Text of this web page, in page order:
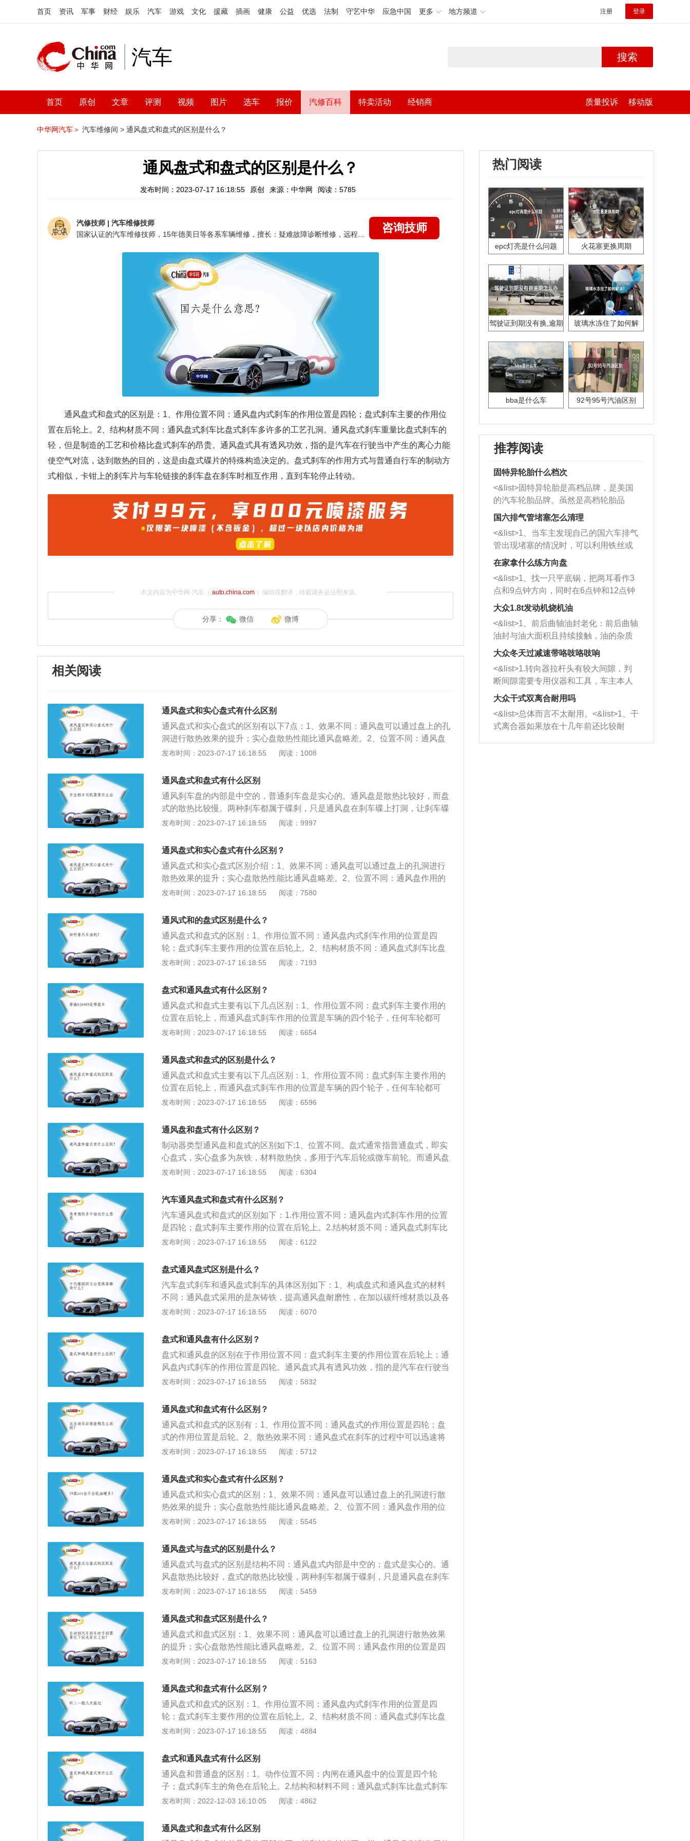
首页 资讯 军事 财经 娱乐 汽车 游戏 文化 援藏 插画 健康 公益 优选 法制 守艺中华 应急中国 更多 地方频道 注册 登录
汽车 搜索
首页 原创 文章 评测 视频 图片 选车 报价 汽修百科 特卖活动 经销商 质量投诉 移动版
中华网汽车＞ 汽车维修间 > 通风盘式和盘式的区别是什么？
通风盘式和盘式的区别是什么？
发布时间：2023-07-17 16:18:55 原创 来源：中华网 阅读：5785
汽修技师 | 汽车维修技师
咨询技师
通风盘式和盘式的区别是：1、作用位置不同：通风盘内式刹车的作用位置是四轮；盘式刹车主要的作用位
置在后轮上。2、结构材质不同：通风盘式刹车比盘式刹车多许多的工艺孔洞。通风盘式刹车重量比盘式刹车的
轻，但是制造的工艺和价格比盘式刹车的昂贵。通风盘式具有透风功效，指的是汽车在行驶当中产生的离心力能
使空气对流，达到散热的目的，这是由盘式碟片的特殊构造决定的。盘式刹车的作用方式与普通自行车的制动方
式相似，卡钳上的刹车片与车轮链接的刹车盘在刹车时相互作用，直到车轮停止转动。
本文内容为中华网·汽车（ auto.china.com）编辑或翻译，转载请务必注明来源。
分享： 微信 微博
相关阅读
通风盘式和实心盘式有什么区别
通风盘式和实心盘式的区别有以下7点：1、效果不同：通风盘可以通过盘上的孔
洞进行散热效果的提升；实心盘散热性能比通风盘略差。2、位置不同：通风盘
作用的位置是四轮都可以；实心盘主要作用的位置在后轮上。3、使用效果不
实心盘会因为刹车带来的热量而影响其刹车效果。4、结构区别：通风盘的摩擦
材质的选择非常广泛，比实心盘多了制作工艺的孔洞。质量比实心盘的轻，但是
制造的工艺和价格比实心盘的昂贵。5、保养维修成本的区别：自然通风盘在应
用全过程中会提升车辆的耗油量，保养维修的成本也相对提升，而实心盘的保养
维修成本就较为低一点。6、刹车效果的区别：通风盘在刹车过程中可以迅速散
7、散热性能的区别：通风盘上有很多工艺孔洞，所以它的散热效果要比实心盘
要好一些。同时，这也使通风盘的使用寿命比实心盘要长。
发布时间：2023-07-17 16:18:55 阅读：1008
通风盘式和盘式有什么区别
通风刹车盘的内部是中空的，普通刹车盘是实心的。通风盘是散热比较好，而盘
式的散热比较慢。两种刹车都属于碟刹，只是通风盘在刹车碟上打洞，让刹车碟
能更加快速的降温，一般都用在跑车或者赛车上。工艺比盘式刹车更加繁琐，成
便宜。他属于盘式制动器中最普通的一种，也称之为碟式制动器。他组成的部件
有制动盘、分泵、制动钳、油管。通过液压的推动使其摩擦片接触制动盘，从而
通过摩擦的效应达到停车的目的。通风盘式，顾名思义具有透风功效，指的是汽
车在行驶当中产生的离心力能使空气对流，达到散热的目的，这是由盘式碟片的
特殊构造决定的。从外表看，它在圆周上有许多通向圆心的洞空，这些洞空是经
本的关系，一般中高级轿车中普遍采用前通风盘、后普通盘的制动。
发布时间：2023-07-17 16:18:55 阅读：9997
通风盘式和实心盘式有什么区别？
通风盘式和实心盘式区别介绍：1、效果不同：通风盘可以通过盘上的孔洞进行
散热效果的提升；实心盘散热性能比通风盘略差。2、位置不同：通风盘作用的
位置是四轮都可以；实心盘主要作用的位置在后轮上。3、使用效果不同：通风
因为刹车带来的热量而影响其刹车效果。通风盘式是车辆在行驶当中产生的离心
力能使空气对流，达到散热目的，这是由盘式碟片的特殊构造决定。
发布时间：2023-07-17 16:18:55 阅读：7580
通风式和的盘式区别是什么？
通风盘式和盘式的区别：1、作用位置不同：通风盘内式刹车作用的位置是四
轮；盘式刹车主要作用的位置在后轮上。2、结构材质不同：通风盘式刹车比盘
式刹车多许多的工艺孔洞。通风盘式刹车重量比盘式刹车的轻，但是制造的工艺
的离心力能使空气对流，达到散热的目的，这是由盘式碟片的特殊构造所决定。
发布时间：2023-07-17 16:18:55 阅读：7193
盘式和通风盘式有什么区别？
通风盘式和盘式主要有以下几点区别：1、作用位置不同：盘式刹车主要作用的
位置在后轮上，而通风盘式刹车作用的位置是车辆的四个轮子，任何车轮都可
以。2、结构材质不同：通风盘式刹车比盘式刹车多很多工艺孔洞，通风盘式刹
同：通风盘式刹车的散热性能要强于盘式刹车，因为通风盘式刹车可以通过盘上
的孔洞进行散热效果的提升，所以使用的寿命通风盘式刹车也更长于盘式刹车。
发布时间：2023-07-17 16:18:55 阅读：6654
通风盘式和盘式的区别是什么？
通风盘式和盘式主要有以下几点区别：1、作用位置不同：盘式刹车主要作用的
位置在后轮上，而通风盘式刹车作用的位置是车辆的四个轮子，任何车轮都可
以。2、结构材质不同：通风盘式刹车比盘式刹车多很多工艺孔洞，通风盘式刹
同：通风盘式刹车的散热性能要强于盘式刹车，因为通风盘式刹车可以通过盘上
的孔洞进行散热效果的提升，所以使用的寿命通风盘式刹车也更长于盘式刹车。
发布时间：2023-07-17 16:18:55 阅读：6596
通风盘和盘式有什么区别？
制动器类型通风盘和盘式的区别如下:1、位置不同。盘式通常指普通盘式，即实
心盘式，实心盘多为灰铁，材料散热快，多用于汽车后轮或微车前轮。而通风盘
作用的位置是四轮都可以，但多用于前轮；2、结构不同。通风盘的摩擦材质的
比实心盘的轻，但是制造的工艺和价格比实心盘的昂贵;3、散热性能不同。通风
盘的要散热性能强于实心盘式，它可以通过盘上的孔洞进行散热效果的提升，使
用的寿命通风盘也更长于实心盘式，是实心盘的一种提升;4、刹车效果不同。由
于通风盘在刹车的过程中可以迅速的把热量散掉，带来的刹车效果也非常好。实
心盘式会因为刹车带来的热量而影响其刹车效果。
发布时间：2023-07-17 16:18:55 阅读：6304
汽车通风盘式和盘式有什么区别？
汽车通风盘式和盘式的区别如下：1.作用位置不同：通风盘内式刹车作用的位置
是四轮；盘式刹车主要作用的位置在后轮上。2.结构材质不同：通风盘式刹车比
盘式刹车多许多的工艺孔洞。通风盘式刹车重量比盘式刹车的轻，但是制造的工
生的离心力能使空气对流，达到散热的目的，这是由盘式碟片的特殊构造决定。
盘式刹车的作用方式与普通自行车的制动方式相似，卡钳上的刹车片与车轮链接
的刹车盘在刹车时相互作用，直到车轮停止转动。
发布时间：2023-07-17 16:18:55 阅读：6122
盘式通风盘式区别是什么？
汽车盘式刹车和通风盘式刹车的具体区别如下：1、构成盘式和通风盘式的材料
不同：通风盘式采用的是灰铸铁，提高通风盘耐磨性，在加以碳纤维材质以及各
种复合材料达到轻量化且实用化的要求，盘式刹车则采用灰铁材质，不具有耐磨
好且高于盘式，同时通风盘的寿命也高于盘式刹车系统。3、盘式和通风盘式的
结构不同：通风盘式结构上具有小孔，而盘式没有小孔。4、盘式和通风盘式的
位置不同：通风盘作用的位置可以在四轮中任意一轮上，盘式的作用主要在于后
轮。
发布时间：2023-07-17 16:18:55 阅读：6070
盘式和通风盘有什么区别？
盘式和通风盘的区别在于作用位置不同：盘式刹车主要的作用位置在后轮上；通
风盘内式刹车的作用位置是四轮。通风盘式具有透风功效，指的是汽车在行驶当
中产生的离心力能使空气对流，达到散热的目的，这是由盘式碟片的特殊构造决
轮链接的刹车盘在刹车时相互作用，直到车轮停止转动。通风盘式刹车比盘式刹
车多许多的工艺孔洞。
发布时间：2023-07-17 16:18:55 阅读：5832
通风盘式和盘式有什么区别？
通风盘式和盘式的区别有：1、作用位置不同：通风盘式的作用位置是四轮；盘
式的作用位置是后轮。2、散热效果不同：通风盘式在刹车的过程中可以迅速将
热量散掉；盘式会因为刹车带来的热量而影响其刹车效果。刹车的作用是降低速
辆行进的动能转换成摩擦后的热能，从而使车辆减速或停下。刹车片制作的材料
有：1、脂基刹车材料；2、粉末冶金刹车材料；3、碳碳复合刹车材料；4、陶瓷
基刹车材料。
发布时间：2023-07-17 16:18:55 阅读：5712
通风盘式和实心盘式有什么区别？
通风盘式和实心盘式的区别：1、效果不同：通风盘可以通过盘上的孔洞进行散
热效果的提升；实心盘散热性能比通风盘略差。2、位置不同：通风盘作用的位
置是四轮都可以；实心盘主要作用的位置在后轮上。3、使用效果不同：通风盘
为刹车带来的热量而影响其刹车效果。通风盘式是车辆在行驶当中产生的离心力
能使空气对流，达到散热目的的方法，这是由盘式碟片的特殊构造决定的。从外
表看，通风盘在圆周有许多通向圆心的洞空，这些洞空是经一种特殊工艺制造而
成，因此比普通盘式散热效果要好。
发布时间：2023-07-17 16:18:55 阅读：5545
通风盘式与盘式的区别是什么？
通风盘式与盘式的区别是结构不同：通风盘式内部是中空的；盘式是实心的。通
风盘散热比较好，盘式的散热比较慢，两种刹车都属于碟刹，只是通风盘在刹车
碟上打洞，让刹车碟能更加快速的降温，多用在跑车或者赛车上。盘式多为灰铁
发动机舱检查制动液页面高度，防止更换过程中制动液溢出；2、拆下该制动器
所在的车轮；3、拆下制动钳的螺栓，取下刹车片；4、安装新的刹车片，旋紧导
向螺栓，更换完成。
发布时间：2023-07-17 16:18:55 阅读：5459
通风盘式和盘式区别是什么？
通风盘式和盘式区别：1、效果不同：通风盘可以通过盘上的孔洞进行散热效果
的提升；实心盘散热性能比通风盘略差。2、位置不同：通风盘作用的位置是四
轮都可以；实心盘主要作用的位置在后轮上。3、使用效果不同：通风盘在刹车
带来的热量而影响其刹车效果。通风盘式是车辆在行驶当中产生的离心力能使空
气对流，达到散热目的的方法，这是由盘式碟片的特殊构造决定的。从外表看，
它在圆周有许多通向圆心的洞空，这些洞空是经一种特殊工艺制造而成，因此比
普通盘式散热效果要好。
发布时间：2023-07-17 16:18:55 阅读：5163
通风盘式和盘式有什么区别？
通风盘式和盘式的区别：1、作用位置不同：通风盘内式刹车作用的位置是四
轮；盘式刹车主要作用的位置在后轮上。2、结构材质不同：通风盘式刹车比盘
式刹车多许多的工艺孔洞。通风盘式刹车重量比盘式刹车的轻，但是制造的工艺
的离心力能使空气对流，达到散热的目的，这是由盘式碟片的特殊构造决定的。
盘式刹车的作用方式与普通自行车的制动方式相似，卡钳上的刹车片与车轮链接
的刹车盘在刹车时相互作用，直到车轮停止转动。
发布时间：2023-07-17 16:18:55 阅读：4884
盘式和通风盘式有什么区别
通风盘和普通盘的区别：1。动作位置不同：内闸在通风盘中的位置是四个轮
子；盘式刹车主的角色在后轮上。2.结构和材料不同：通风盘式刹车比盘式刹车
有更多的工艺孔。通风盘式刹车重量比盘式刹车轻，但制造工艺和价格比盘式刹
车：通风盘作用的位置是四个轮子都可以。2.结构和材质不一样。通风盘式刹车
比盘式刹车有更多的工艺孔。通风盘式刹车质量比盘式刹车轻，但制造工艺和价
发布时间：2022-12-03 16:10:05 阅读：4862
通风盘式和盘式有什么区别
热门阅读
epc灯亮是什么问题 火花塞更换周期
驾驶证到期没有换,逾期
玻璃水冻住了如何解
bba是什么车 92号95号汽油区别
推荐阅读
固特异轮胎什么档次
<&list>固特异轮胎是高档品牌，是美国
的汽车轮胎品牌。虽然是高档轮胎品
牌，但是中高低端的轮胎都有生产，这
也是为了更好的开拓市场。
国六排气管堵塞怎么清理
<&list>1、当车主发现自己的国六车排气
管出现堵塞的情况时，可以利用铁丝或
者是细棍，直接将杂物给取出来，如果
堵塞情况比较严重，也可以采取应急措
施。 <&list>2、直接利用木棍将所有的
杂物推到排气管里面的位置处，然后将
三元催化器拆解开，就可以将堵塞的东
西取出来。但如果是因为积碳过多引起
的堵塞，就需要将三元催化器泡在草酸
洗剂对堵塞的情况得到解决，将清洗剂
放在燃油箱中，与燃油混合后，车辆启
动时，就可以和汽油一起进入到燃烧
室，最后形成废气排出，就可以让三元
催化器得到清洗，排气管堵塞的情况就
能够得到解决。
在家拿什么练方向盘
<&list>1、找一只平底锅，把两耳看作3
点和9点钟方向，同时在6点钟和12点钟
方向做一个标记。 <&list>2、双手握住
一圈半的练习，往右同样也要打相同的
圈数。 <&list>3、最后强调要反复练
习，这样就可以形成肌肉记忆，在真实
驾驶车辆时，不需要记忆也能打好方
向。
大众1.8t发动机烧机油
<&list>1、前后曲轴油封老化：前后曲轴
油封与油大面积且持续接触，油的杂质
和发动机内持续温度变化使其密封效果
逐渐减弱，导致渗油或漏油。<&list>2、
活塞间隙过大：积碳会使活塞环与缸体
的间隙扩大，导致机油流入燃烧室中，
造成烧机油。<&list>3、机油粘度。使用
机油粘度过小的话，同样会有烧机油现
象，机油粘度过小具有很好的流动性，
大众冬天过减速带咯吱咯吱响
<&list>1.转向器拉杆头有较大间隙，判
断间隙需要专用仪器和工具，车主本人
无法制作，需要将车辆送到修理厂或4s
店；<&list>2.车辆半轴套管防尘罩破
裂，破裂后会出现漏油现象，使半轴磨
损严重，磨损的半轴容易损坏，产生异
响；<&list>3.稳定器的转向胶套和球头
大众干式双离合耐用吗
<&list>总体而言不太耐用。<&list>1、干
式离合器如果放在十几年前还比较耐